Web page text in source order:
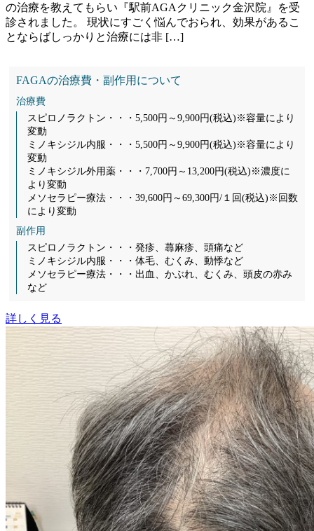
の治療を教えてもらい『駅前AGAクリニック金沢院』を受
診されました。 現状にすごく悩んでおられ、効果があるこ
とならばしっかりと治療には非 […]
FAGAの治療費・副作用について
治療費
スピロノラクトン・・・5,500円～9,900円(税込)※容量により
変動
ミノキシジル内服・・・5,500円～9,900円(税込)※容量により
変動
ミノキシジル外用薬・・・7,700円～13,200円(税込)※濃度に
より変動
メソセラピー療法・・・39,600円～69,300円/１回(税込)※回数
により変動
副作用
スピロノラクトン・・・発疹、蕁麻疹、頭痛など
ミノキシジル内服・・・体毛、むくみ、動悸など
メソセラピー療法・・・出血、かぶれ、むくみ、頭皮の赤み
など
詳しく見る